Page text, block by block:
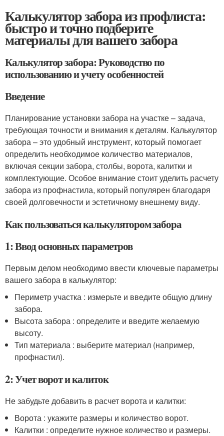
Калькулятор забора из профлиста:
быстро и точно подберите
материалы для вашего забора
Калькулятор забора: Руководство по
использованию и учету особенностей
Введение
Планирование установки забора на участке – задача,
требующая точности и внимания к деталям. Калькулятор
забора – это удобный инструмент, который помогает
определить необходимое количество материалов,
включая секции забора, столбы, ворота, калитки и
комплектующие. Особое внимание стоит уделить расчету
забора из профнастила, который популярен благодаря
своей долговечности и эстетичному внешнему виду.
Как пользоваться калькулятором забора
1: Ввод основных параметров
Первым делом необходимо ввести ключевые параметры
вашего забора в калькулятор:
Периметр участка : измерьте и введите общую длину
забора.
Высота забора : определите и введите желаемую
высоту.
Тип материала : выберите материал (например,
профнастил).
2: Учет ворот и калиток
Не забудьте добавить в расчет ворота и калитки:
Ворота : укажите размеры и количество ворот.
Калитки : определите нужное количество и размеры.